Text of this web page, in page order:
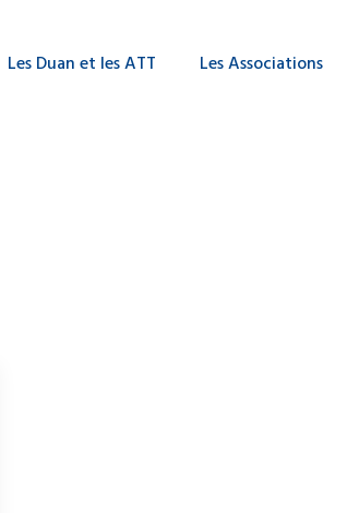
Les Duan et les ATT Les Associations